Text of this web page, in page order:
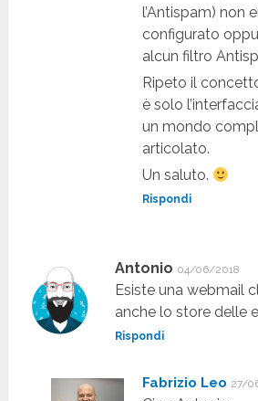
l’Antispam) non
configurato
alcun filtro
Ripeto il
è solo
un mondo
articolato.
Un saluto.
Rispondi
Antonio 04/06/2018
Esiste una webmail
anche lo store delle
Rispondi
Fabrizio Leo 27/